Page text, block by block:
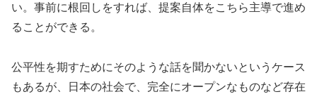
い。事前に根回しをすれば、提案自体をこちら主導で進め
ることができる。
公平性を期すためにそのような話を聞かないというケース
もあるが、日本の社会で、完全にオープンなものなど存在